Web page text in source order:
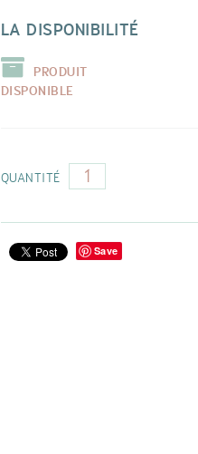
LA DISPONIBILITÉ
PRODUIT
DISPONIBLE
QUANTITÉ
Save